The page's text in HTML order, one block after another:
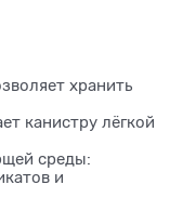
хранить
канистру лёгкой
среды:
и